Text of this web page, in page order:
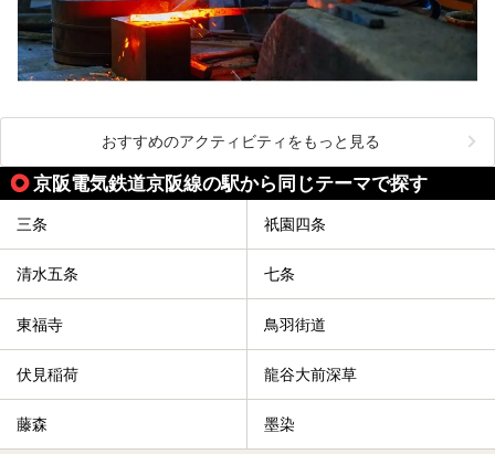
おすすめのアクティビティをもっと見る
京阪電気鉄道京阪線の駅から同じテーマで探す
三条 祇園四条
清水五条 七条
東福寺 鳥羽街道
伏見稲荷 龍谷大前深草
藤森 墨染